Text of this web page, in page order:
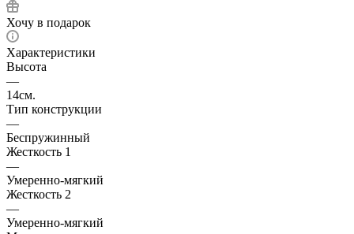
Хочу в подарок
Характеристики
Высота
—
14см.
Тип конструкции
—
Беспружинный
Жесткость 1
—
Умеренно-мягкий
Жесткость 2
—
Умеренно-мягкий